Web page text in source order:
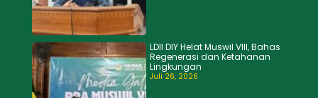
LDII DIY Helat Muswil VIII, Bahas
Regenerasi dan Ketahanan
Lingkungan
Juli 26, 2026